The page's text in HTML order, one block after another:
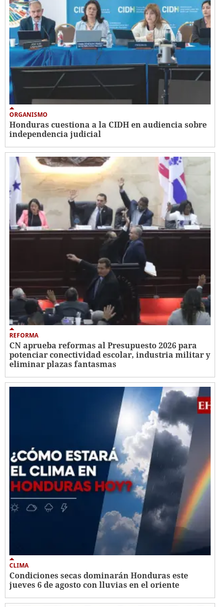
ORGANISMO
Honduras cuestiona a la CIDH en audiencia sobre
independencia judicial
REFORMA
CN aprueba reformas al Presupuesto 2026 para
potenciar conectividad escolar, industria militar y
eliminar plazas fantasmas
CLIMA
Condiciones secas dominarán Honduras este
jueves 6 de agosto con lluvias en el oriente